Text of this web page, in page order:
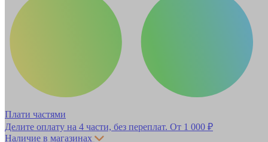
Плати частями
Делите оплату на 4 части, без переплат. От 1 000 ₽
Наличие в магазинах